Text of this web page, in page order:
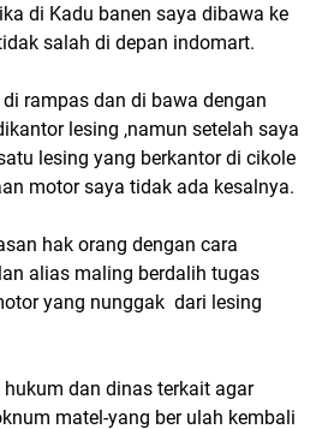
di Kadu banen saya dibawa ke
salah di depan indomart.
rampas dan di bawa dengan
lesing ,namun setelah saya
lesing yang berkantor di cikole
motor saya tidak ada kesalnya.
hak orang dengan cara
alias maling berdalih tugas
yang nunggak dari lesing
dan dinas terkait agar
matel-yang ber ulah kembali